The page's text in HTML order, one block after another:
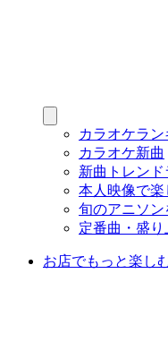
カラオケラ
カラオケ新曲
新曲トレン
本人映像で楽
旬のアニソン
定番曲・盛り
お店でもっと楽し